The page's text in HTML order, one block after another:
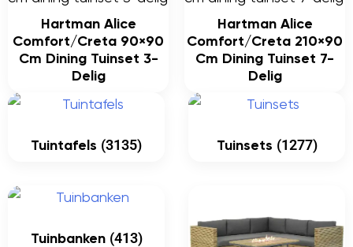
Hartman Alice
Comfort/Creta 90×90
Cm Dining Tuinset 3-
Delig
Hartman Alice
Comfort/Creta 210×90
Cm Dining Tuinset 7-
Delig
Tuintafels (3135) Tuinsets (1277)
Tuinbanken (413)